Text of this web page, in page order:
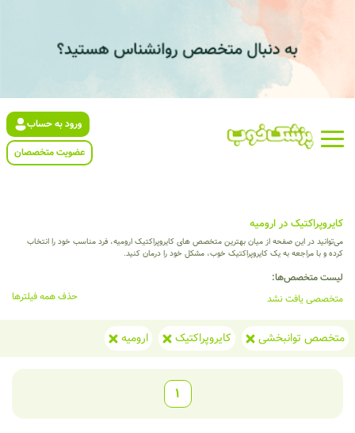
ورود به حساب
عضویت متخصصان
کایروپراکتیک در ارومیه
می‌توانید در این صفحه از میان بهترین متخصص های کایروپراکتیک ارومیه، فرد مناسب خود را انتخاب
کرده و با مراجعه به یک کایروپراکتیک خوب، مشکل خود را درمان کنید.
لیست متخصص‌ها:
متخصصی یافت نشد
حذف همه فیلترها
متخصص توانبخشی کایروپراکتیک ارومیه
1